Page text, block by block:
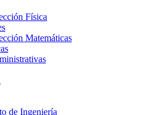
Física
Matemáticas
de Ingeniería